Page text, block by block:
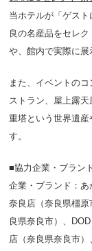
当ホテルが「ゲス
良の名産品をセレ
や、館内で実際に展
また、イベントの
ストラン、屋上露
重塔という世界遺
す。
■協力企業・ブラン
企業・ブランド： あ
奈良店（奈良県橿原
良県奈良市）、
DOD
店 （奈良県奈良市